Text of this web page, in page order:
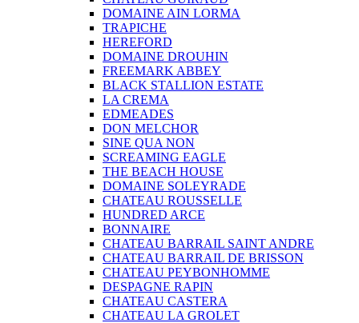
DOMAINE AIN LORMA
TRAPICHE
HEREFORD
DOMAINE DROUHIN
FREEMARK ABBEY
BLACK STALLION ESTATE
LA CREMA
EDMEADES
DON MELCHOR
SINE QUA NON
SCREAMING EAGLE
THE BEACH HOUSE
DOMAINE SOLEYRADE
CHATEAU ROUSSELLE
HUNDRED ARCE
BONNAIRE
CHATEAU BARRAIL SAINT ANDRE
CHATEAU BARRAIL DE BRISSON
CHATEAU PEYBONHOMME
DESPAGNE RAPIN
CHATEAU CASTERA
CHATEAU LA GROLET